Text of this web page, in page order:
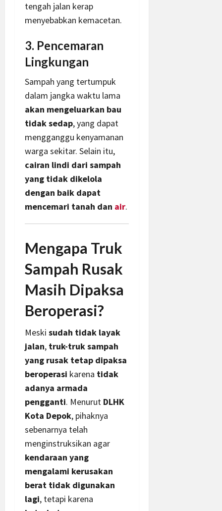
tengah jalan kerap
menyebabkan kemacetan.
3. Pencemaran
Lingkungan
Sampah yang tertumpuk
dalam jangka waktu lama
akan mengeluarkan bau
tidak sedap, yang dapat
mengganggu kenyamanan
warga sekitar. Selain itu,
cairan lindi dari sampah
yang tidak dikelola
dengan baik dapat
mencemari tanah dan air.
Mengapa Truk
Sampah Rusak
Masih Dipaksa
Beroperasi?
Meski sudah tidak layak
jalan, truk-truk sampah
yang rusak tetap dipaksa
beroperasi karena tidak
adanya armada
pengganti. Menurut DLHK
Kota Depok, pihaknya
sebenarnya telah
menginstruksikan agar
kendaraan yang
mengalami kerusakan
berat tidak digunakan
lagi, tetapi karena